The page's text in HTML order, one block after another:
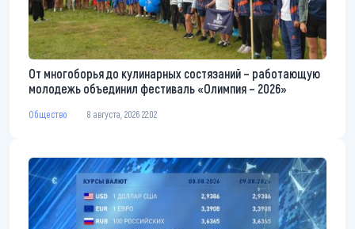
От многоборья до кулинарных состязаний – работающую
молодежь объединил фестиваль «Олимпия – 2026»
Общество 8 августа, 2026 22:02